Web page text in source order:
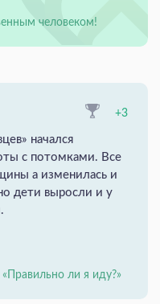
человеком!
+3
начался
с потомками. Все
а изменилась и
дети выросли и у
ли я иду?»